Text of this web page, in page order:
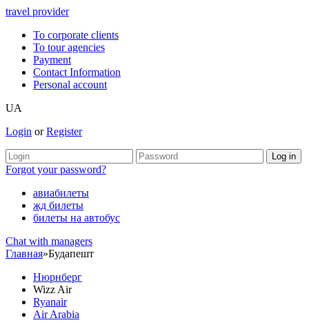
travel provider
To corporate clients
To tour agencies
Payment
Contact Information
Personal account
UA
Login orRegister
Forgot your password?
авиабилеты
жд билеты
билеты на автобус
Chat with managers
Главная»Будапешт
Нюрнберг
Wizz Air
Ryanair
Air Arabia